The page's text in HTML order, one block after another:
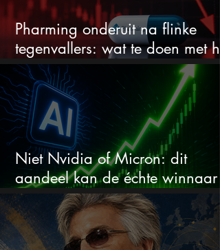
Pharming onderuit na flinke
tegenvallers: wat te doen met
aandeel?
Niet Nvidia of Micron: dit
aandeel kan de échte winnaar
van de AI-race worden